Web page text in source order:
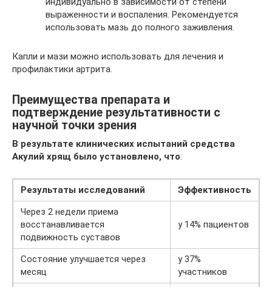
выраженности и воспаления. Рекомендуется
использовать мазь до полного заживления.
Капли и мази можно использовать для лечения и
профилактики артрита.
Преимущества препарата и
подтверждение результативности с
научной точки зрения
В результате клинических испытаний средства
Акулий хрящ было установлено, что:
Результаты исследований
Эффективность
Через 2 недели приема
восстанавливается
подвижность суставов
у 14% пациентов
Состояние улучшается через
месяц
у 37%
участников